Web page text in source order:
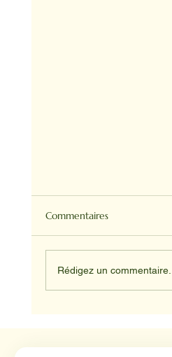
Commentaires
Rédigez un commentaire...